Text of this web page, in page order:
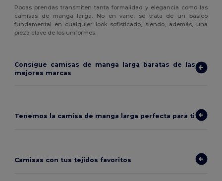
Pocas prendas transmiten tanta formalidad y elegancia como las
camisas de manga larga. No en vano, se trata de un básico
fundamental en cualquier look sofisticado, siendo, además, una
pieza clave de los uniformes.
Consigue camisas de manga larga baratas de las
mejores marcas
Tenemos la camisa de manga larga perfecta para ti
Camisas con tus tejidos favoritos